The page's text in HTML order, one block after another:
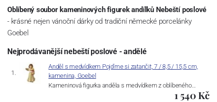
Oblíbený soubor kameninových figurek andílků Nebeští poslové
- krásné nejen vánoční dárky od tradiční německé porcelánky
Goebel
Nejprodávanější nebeští poslové - andělé
Anděl s medvídkem Pojďme si zatančit, 7 / 8,5 / 15,5 cm,
kamenina, Goebel
Kameninová figurka anděla s medvídkem z oblíbeného…
1 540 Kč